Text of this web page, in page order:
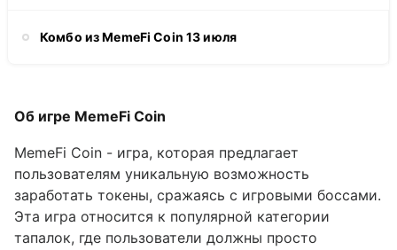
Комбо из MemeFi Coin 13 июля
Об игре MemeFi Coin
MemeFi Coin - игра, которая предлагает
пользователям уникальную возможность
заработать токены, сражаясь с игровыми боссами.
Эта игра относится к популярной категории
тапалок, где пользователи должны просто